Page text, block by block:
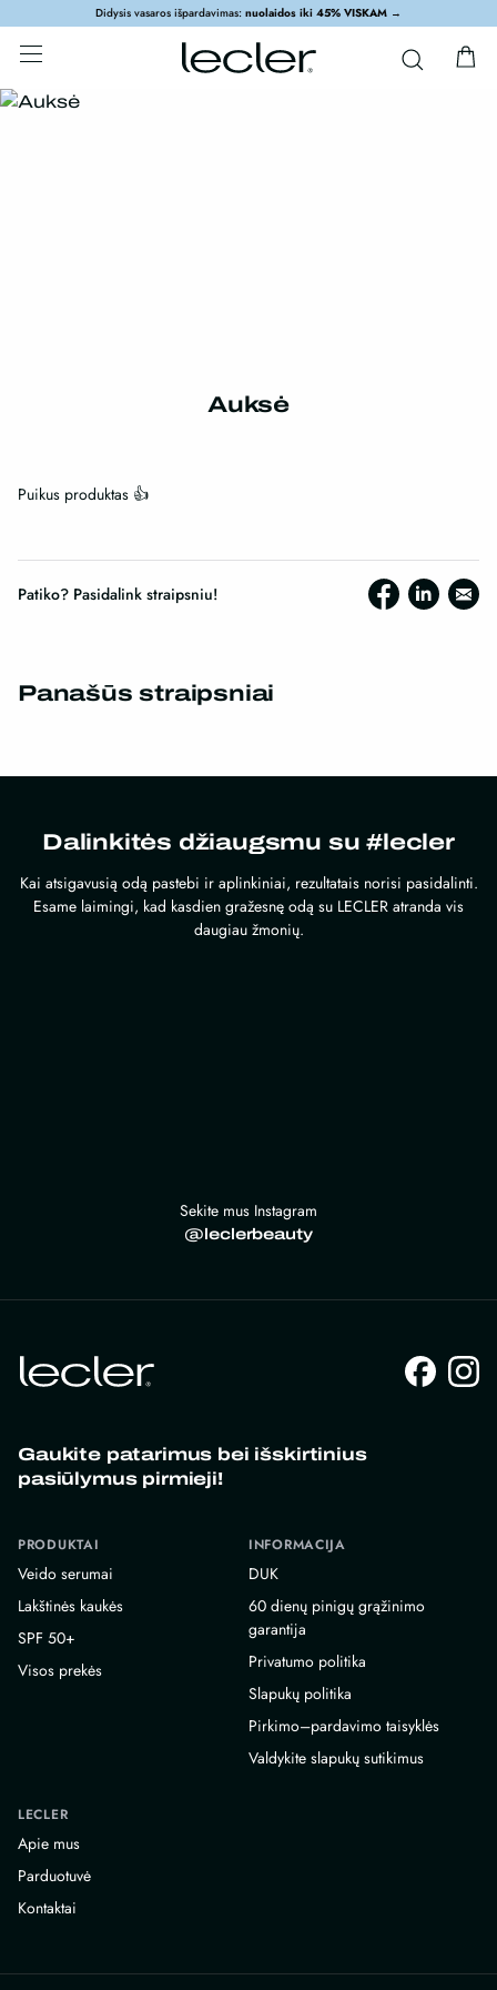
Didysis vasaros išpardavimas: nuolaidos iki 45% VISKAM →
Auksė
Puikus produktas 👍
Patiko? Pasidalink straipsniu!
Panašūs straipsniai
Dalinkitės džiaugsmu su #lecler
Kai atsigavusią odą pastebi ir aplinkiniai, rezultatais norisi pasidalinti.
Esame laimingi, kad kasdien gražesnę odą su LECLER atranda vis
daugiau žmonių.
Sekite mus Instagram
@leclerbeauty
Gaukite patarimus bei išskirtinius
pasiūlymus pirmieji!
PRODUKTAI
Veido serumai
Lakštinės kaukės
SPF 50+
Visos prekės
LECLER
Apie mus
Parduotuvė
Kontaktai
INFORMACIJA
DUK
60 dienų pinigų grąžinimo
garantija
Privatumo politika
Slapukų politika
Pirkimo–pardavimo taisyklės
Valdykite slapukų sutikimus